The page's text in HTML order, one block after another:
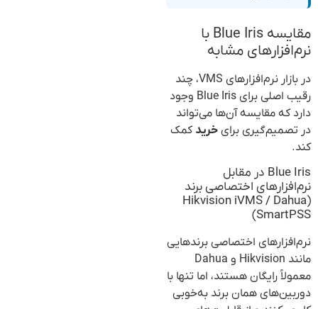
مقایسه Blue Iris با
نرم‌افزارهای مشابه
در بازار نرم‌افزارهای VMS، چند
رقیب اصلی برای Blue Iris وجود
دارد که مقایسه آن‌ها می‌تواند
در تصمیم‌گیری برای خرید کمک
کند.
Blue Iris در مقابل
نرم‌افزارهای اختصاصی برند
(Hikvision iVMS / Dahua
SmartPSS)
نرم‌افزارهای اختصاصی برندهایی
مانند Hikvision و Dahua
معمولاً رایگان هستند، اما تنها با
دوربین‌های همان برند به‌خوبی